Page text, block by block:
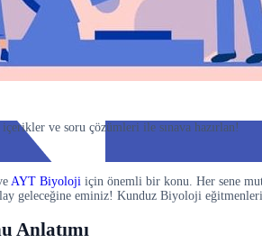
içerikler ve soru çözümleri ile sınava hazırlan!
AYT Biyoloji için önemli bir konu. Her sene
geleceğine eminiz! Kunduz Biyoloji
Anlatımı